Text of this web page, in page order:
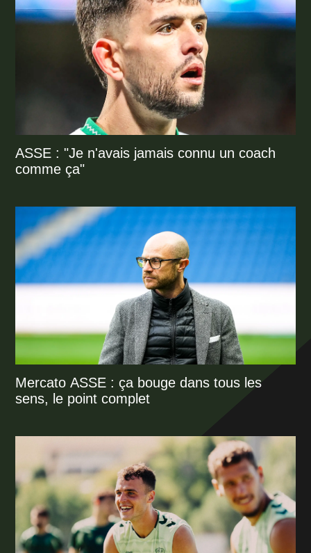
ASSE : "Je n'avais jamais connu un coach
comme ça"
Mercato ASSE : ça bouge dans tous les
sens, le point complet